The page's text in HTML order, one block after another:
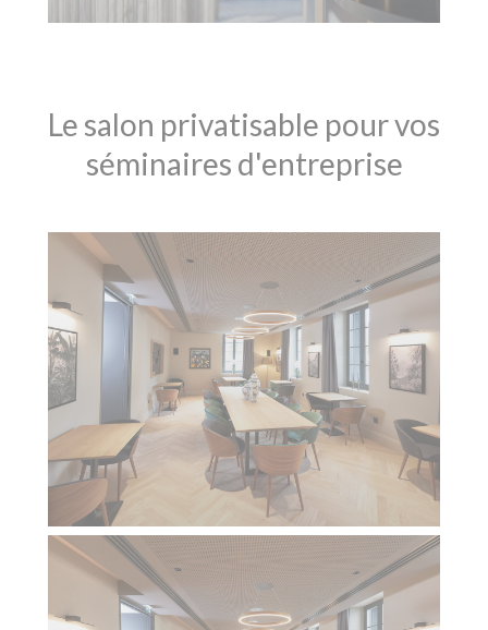
Le salon privatisable pour vos
séminaires d'entreprise